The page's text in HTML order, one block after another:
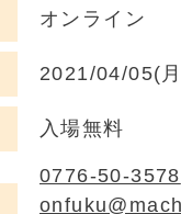
オンライン
2021/04/05(
入場無料
0776-50-3578